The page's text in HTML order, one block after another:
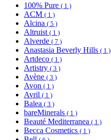
100% Pure ( 1 )
ACM ( 1 )
Alcina ( 5 )
Altruist ( 1 )
Alverde ( 7 )
Anastasia Beverly Hills ( 1 )
Artdeco ( 1 )
Artistry ( 3 )
Avène ( 3 )
Avon ( 1 )
Avril ( 1 )
Balea ( 3 )
bareMinerals ( 1 )
Beauté Mediterranea ( 1 )
Becca Cosmetics ( 1 )